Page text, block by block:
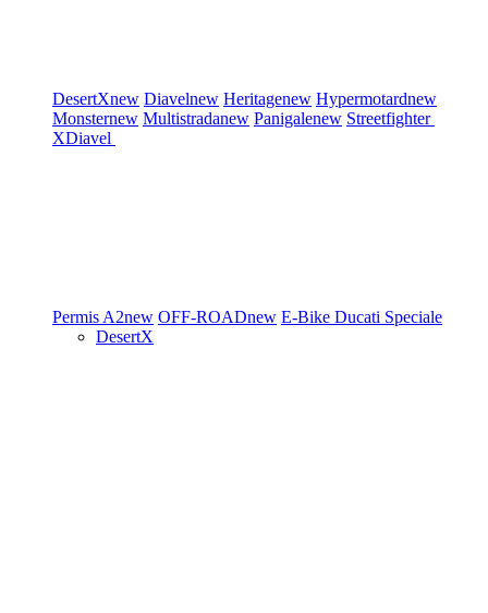
DesertXnew Diavelnew Heritagenew Hypermotardnew
Monsternew Multistradanew Panigalenew Streetfighter
XDiavel
Permis A2new OFF-ROADnew E-Bike Ducati Speciale
DesertX